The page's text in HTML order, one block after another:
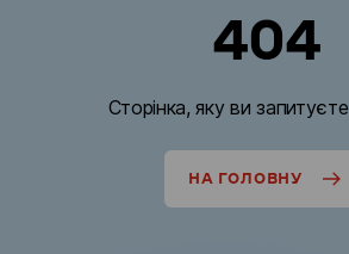
404
Сторінка, яку ви
НА ГОЛОВНУ